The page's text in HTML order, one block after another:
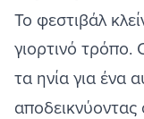
Το φεστιβάλ
γιορτινό τρόπο.
τα ηνία για ένα